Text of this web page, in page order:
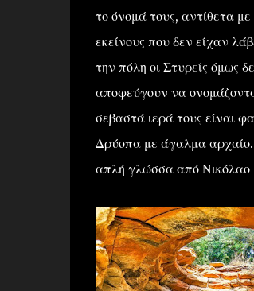
το όνομά τους, αντίθετα
εκείνους που δεν είχαν
την πόλη οι Στυρείς όμως
αποφεύγουν να
σεβαστά ιερά τους είναι
Δρύοπα με άγαλμα
απλή γλώσσα από